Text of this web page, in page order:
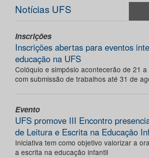
Notícias UFS
Inscrições
Inscrições abertas para eventos
educação na UFS
Colóquio e simpósio acontecerão de 21
com submissão de trabalhos até 31 de
Evento
UFS promove III Encontro
de Leitura e Escrita na Educação
Iniciativa tem como objetivo valorizar a
a escrita na educação infantil